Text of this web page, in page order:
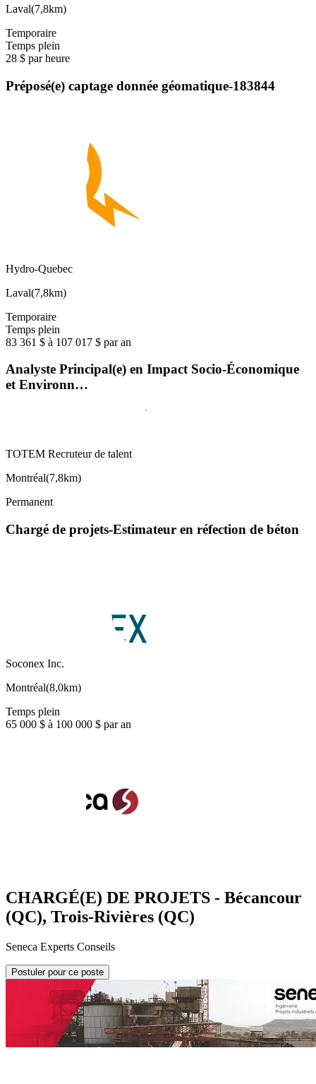
Laval(7,8km)
Temporaire
Temps plein
28 $ par heure
Préposé(e) captage donnée géomatique-183844
Hydro-Quebec
Laval(7,8km)
Temporaire
Temps plein
83 361 $ à 107 017 $ par an
Analyste Principal(e) en Impact Socio-Économique
et Environn…
TOTEM Recruteur de talent
Montréal(7,8km)
Permanent
Chargé de projets-Estimateur en réfection de béton
Soconex Inc.
Montréal(8,0km)
Temps plein
65 000 $ à 100 000 $ par an
CHARGÉ(E) DE PROJETS - Bécancour
(QC), Trois-Rivières (QC)
Seneca Experts Conseils
Postuler pour ce poste